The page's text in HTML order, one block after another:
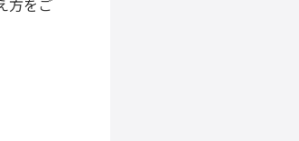
方をご